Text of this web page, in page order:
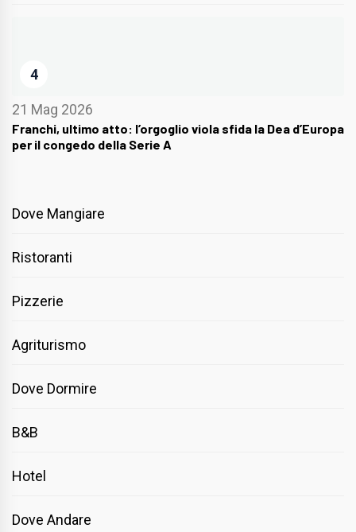
4
21 Mag 2026
Franchi, ultimo atto: l’orgoglio viola sfida la Dea d’Europa
per il congedo della Serie A
Dove Mangiare
Ristoranti
Pizzerie
Agriturismo
Dove Dormire
B&B
Hotel
Dove Andare